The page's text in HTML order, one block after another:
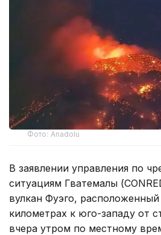
Фото: Anadolu
В заявлении управления по
ситуациям Гватемалы
вулкан Фуэго,
километрах к юго-западу от
вчера утром по местному